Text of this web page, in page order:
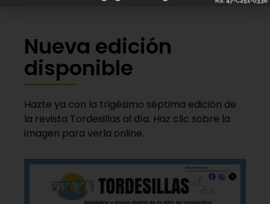
Nueva edición
disponible
Hazte ya con la trigésimo séptima edición de
la revista Tordesillas al día. Haz clic sobre la
imagen para verla online.